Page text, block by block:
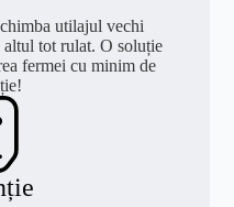
utilajul vechi
tot rulat. O soluție
fermei cu minim de